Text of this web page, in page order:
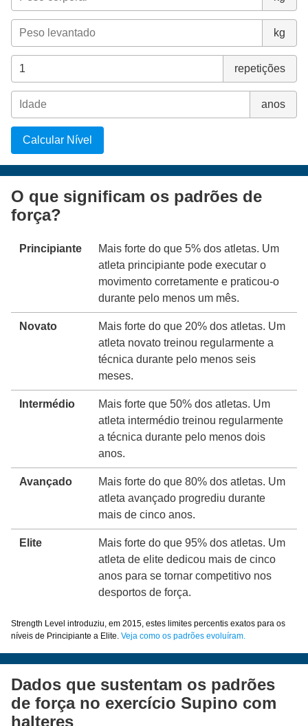
kg
repetições
anos
Calcular Nível
O que significam os padrões de
força?
Principiante
Mais forte do que 5% dos atletas. Um
atleta principiante pode executar o
movimento corretamente e praticou-o
durante pelo menos um mês.
Novato
Mais forte do que 20% dos atletas. Um
atleta novato treinou regularmente a
técnica durante pelo menos seis
meses.
Intermédio
Mais forte que 50% dos atletas. Um
atleta intermédio treinou regularmente
a técnica durante pelo menos dois
anos.
Avançado
Mais forte do que 80% dos atletas. Um
atleta avançado progrediu durante
mais de cinco anos.
Elite
Mais forte do que 95% dos atletas. Um
atleta de elite dedicou mais de cinco
anos para se tornar competitivo nos
desportos de força.
Strength Level introduziu, em 2015, estes limites percentis exatos para os
níveis de Principiante a Elite. Veja como os padrões evoluíram.
Dados que sustentam os padrões
de força no exercício Supino com
halteres